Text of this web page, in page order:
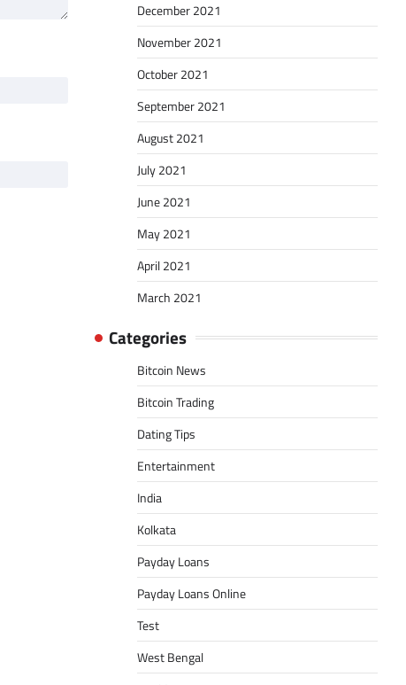
December 2021
November 2021
October 2021
September 2021
August 2021
July 2021
June 2021
May 2021
April 2021
March 2021
Categories
Bitcoin News
Bitcoin Trading
Dating Tips
Entertainment
India
Kolkata
Payday Loans
Payday Loans Online
Test
West Bengal